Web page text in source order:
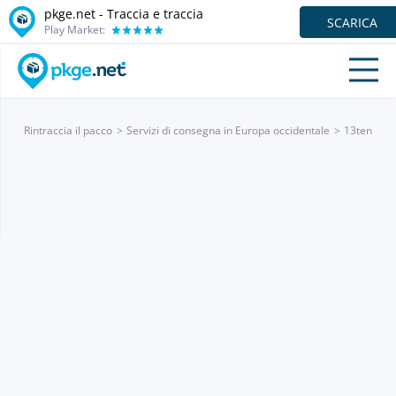
pkge.net - Traccia e traccia
Play Market: SCARICA
Rintraccia il pacco Servizi di consegna in Europa occidentale 13ten